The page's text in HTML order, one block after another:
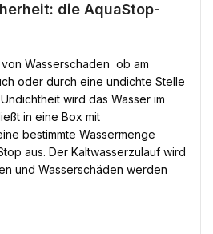
die AquaStop-
Wasserschaden  ob am
oder durch eine undichte Stelle
wird das Wasser im
in eine Box mit
bestimmte Wassermenge
aus. Der Kaltwasserzulauf wird
und Wasserschäden werden